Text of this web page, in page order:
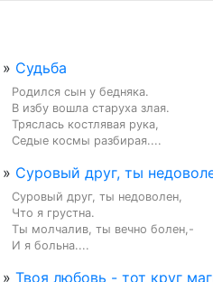
» Судьба
Родился сын у бедняка.
В избу вошла старуха злая.
Тряслась костлявая рука,
Седые космы разбирая....
» Суровый друг, ты
Суровый друг, ты недоволен,
Что я грустна.
Ты молчалив, ты вечно болен,-
И я больна....
» Твоя любовь - тот круг